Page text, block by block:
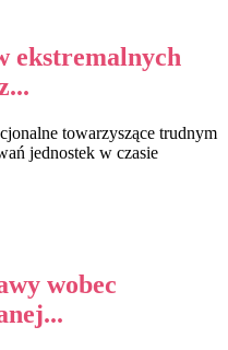
ekstremalnych
towarzyszące trudnym
jednostek w czasie
wobec